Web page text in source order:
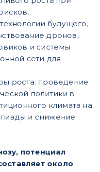
будущего,
дронов,
и системы
сети для
роста: проведение
политики в
климата на
и снижение
потенциал
около